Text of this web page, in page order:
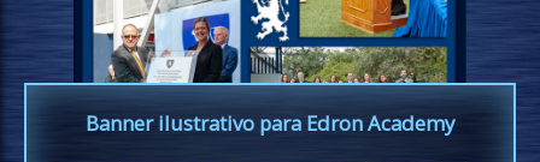
Banner ilustrativo para Edron Academy